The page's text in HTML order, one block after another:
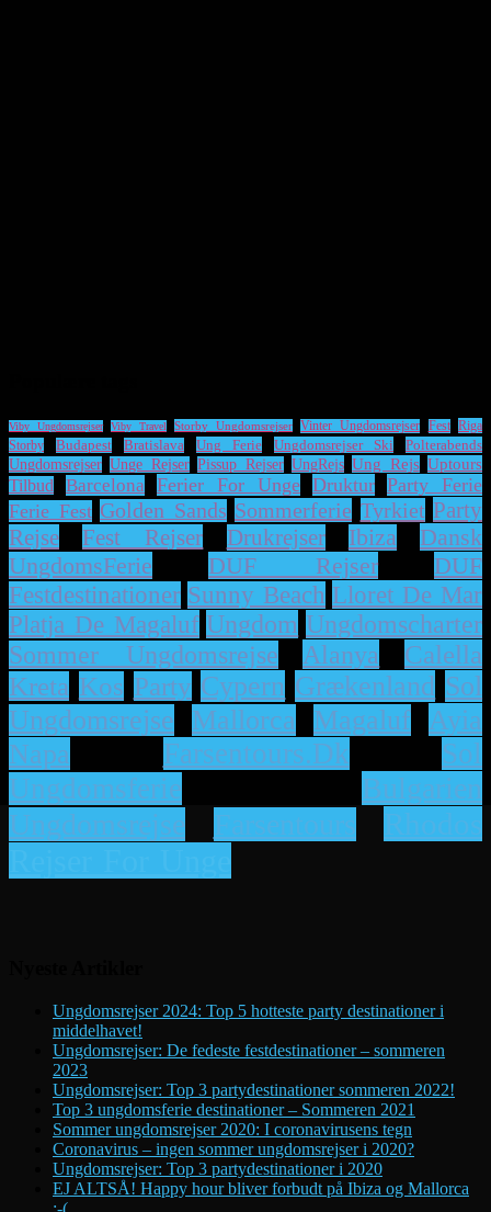
Viby Ungdomsrejser Viby Travel Storby Ungdomsrejser Vinter Ungdomsrejser Fest Riga
Storby
Budapest Bratislava Ung Ferie Ungdomsrejser Ski
Polterabends
Ungdomsrejser Unge Rejser Pissup Rejser UngRejs Ung Rejs Uptours
Tilbud Barcelona Ferier For Unge Druktur Party Ferie
Ferie Fest Golden Sands Sommerferie Tyrkiet Party
Rejse
Fest Rejser Drukrejser Ibiza
Dansk
UngdomsFerie
DUF Rejser
DUF
Festdestinationer Sunny Beach Lloret De Mar
Platja De Magaluf Ungdom Ungdomscharter
Sommer Ungdomsrejse
Alanya
Calella
Kreta Kos Party Cypern Grækenland Sol
Ungdomsrejse
Mallorca Magaluf
Ayia
Napa
Farsentours.dk
Sol
Ungdomsferie
Bulgarien
Ungdomsrejse
Farsentours Rhodos
Ungdomsrejser 2024: Top 5 hotteste party destinationer i
middelhavet!
Ungdomsrejser: De fedeste festdestinationer – sommeren
2023
Ungdomsrejser: Top 3 partydestinationer sommeren 2022!
Top 3 ungdomsferie destinationer – Sommeren 2021
Sommer ungdomsrejser 2020: I coronavirusens tegn
Coronavirus – ingen sommer ungdomsrejser i 2020?
Ungdomsrejser: Top 3 partydestinationer i 2020
EJ ALTSÅ! Happy hour bliver forbudt på Ibiza og Mallorca
:-(